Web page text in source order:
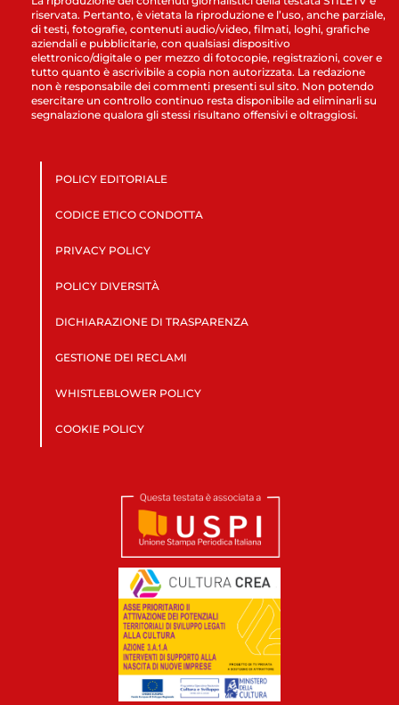
riservata. Pertanto, è vietata la riproduzione e l’uso, anche parziale,
di testi, fotografie, contenuti audio/video, filmati, loghi, grafiche
aziendali e pubblicitarie, con qualsiasi dispositivo
elettronico/digitale o per mezzo di fotocopie, registrazioni, cover e
tutto quanto è ascrivibile a copia non autorizzata. La redazione
non è responsabile dei commenti presenti sul sito. Non potendo
esercitare un controllo continuo resta disponibile ad eliminarli su
segnalazione qualora gli stessi risultano offensivi e oltraggiosi.
POLICY EDITORIALE
CODICE ETICO CONDOTTA
PRIVACY POLICY
POLICY DIVERSITÀ
DICHIARAZIONE DI TRASPARENZA
GESTIONE DEI RECLAMI
WHISTLEBLOWER POLICY
COOKIE POLICY